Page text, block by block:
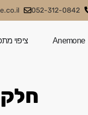
052-312-0842
Anemone ציפוי